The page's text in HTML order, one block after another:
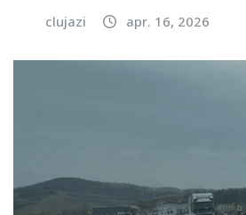
clujazi apr. 16, 2026